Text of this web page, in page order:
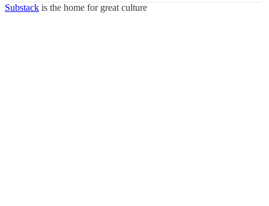
Substack is the home for great culture